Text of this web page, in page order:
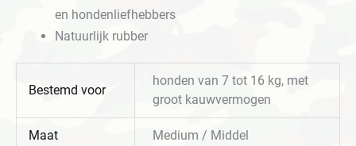
en hondenliefhebbers
Natuurlijk rubber
Bestemd voor
honden van 7 tot 16 kg, met
groot kauwvermogen
Maat Medium / Middel